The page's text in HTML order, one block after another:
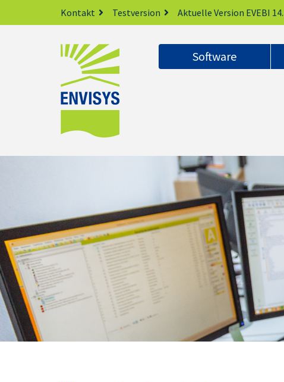
Kontakt Testversion Aktuelle Version EVEBI
Software